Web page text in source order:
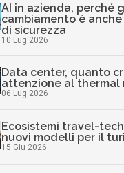
AI in azienda, perché
cambiamento è
di sicurezza
10 Lug 2026
Data center, quanto
attenzione al thermal
06 Lug 2026
Ecosistemi travel-
nuovi modelli per il
15 Giu 2026